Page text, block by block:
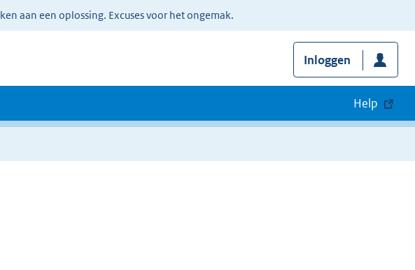
aan een oplossing. Excuses voor het ongemak.
Inloggen
Help